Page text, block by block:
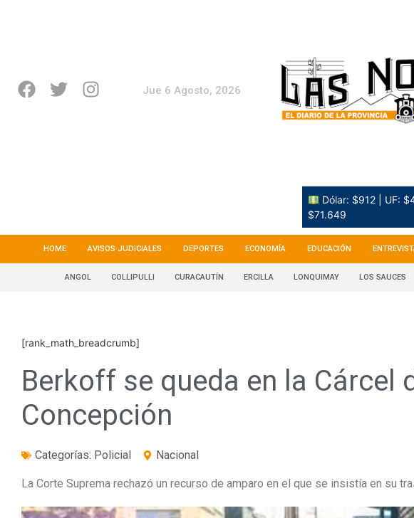
Jue 6 Agosto, 2026
Dólar: $912 | UF:
$71.649
HOME AVISOS JUDICIALES DEPORTES ECONOMÍA EDUCACIÓN
ANGOL COLLIPULLI CURACAUTÍN ERCILLA LONQUIMAY LOS SAUCES
[rank_math_breadcrumb]
Berkoff se queda en la Cárcel
Concepción
Categorías: Policial Nacional
La Corte Suprema rechazó un recurso de amparo en el que se insistía en su